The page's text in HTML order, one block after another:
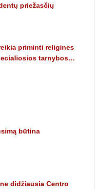
priežasčių
priminti religines
tarnybos…
būtina
didžiausia Centro